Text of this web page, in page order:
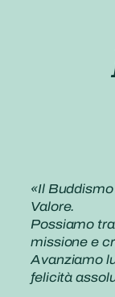
«Il
Valore.
Possiamo
missione e
Avanziamo
felicità